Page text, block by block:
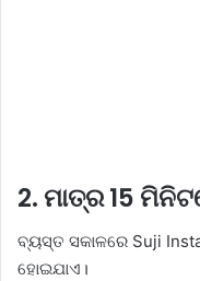
2. ମାତ୍ର 15
ବ୍ୟସ୍ତ ସକାଳରେ Suji
ହୋଇଯାଏ।